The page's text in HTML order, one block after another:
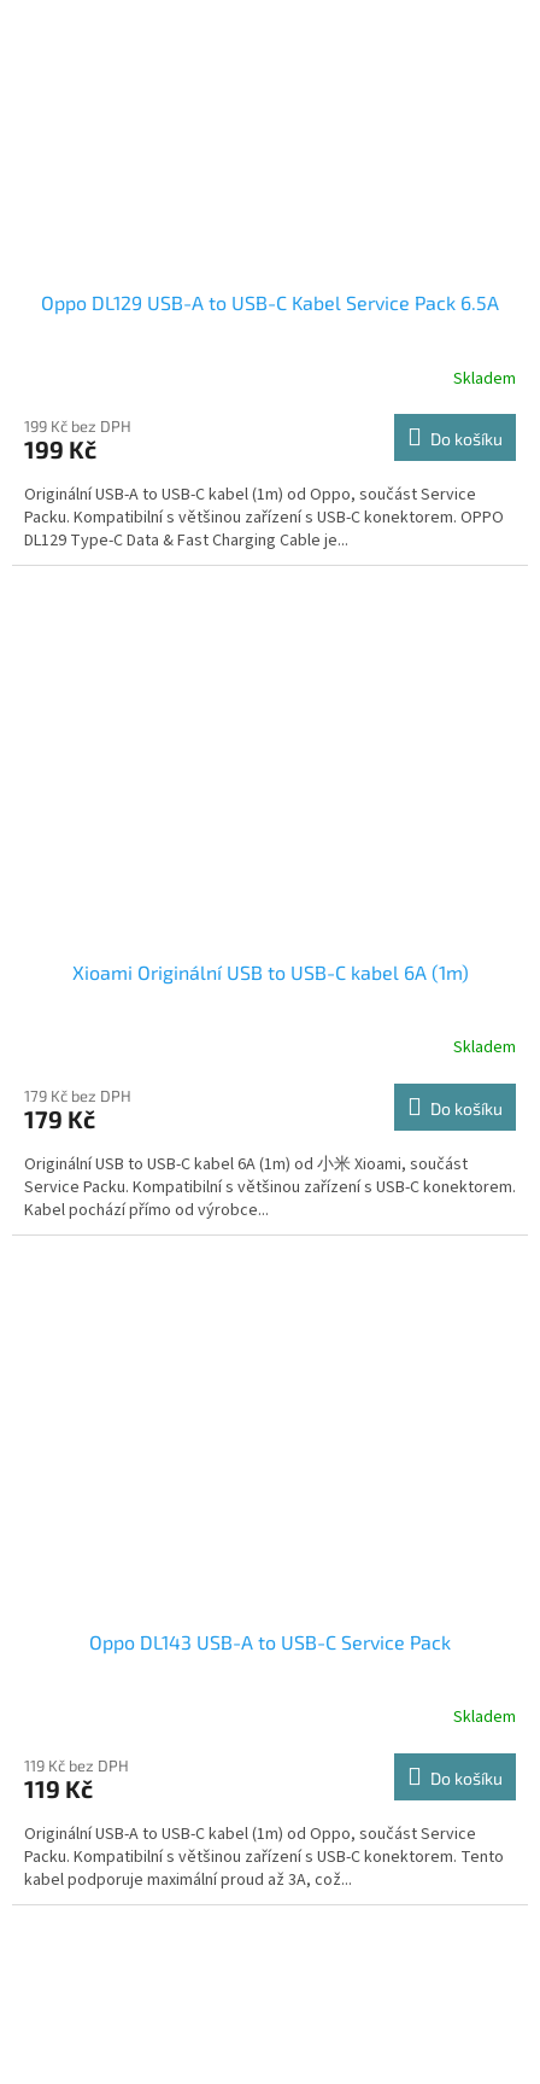
Oppo DL129 USB-A to USB-C Kabel Service Pack 6.5A
Skladem
199 Kč bez DPH
199 Kč Do košíku
Originální USB-A to USB-C kabel (1m) od Oppo, součást Service
Packu. Kompatibilní s většinou zařízení s USB-C konektorem. OPPO
DL129 Type-C Data & Fast Charging Cable je...
Xioami Originální USB to USB-C kabel 6A (1m)
Skladem
179 Kč bez DPH
179 Kč Do košíku
Originální USB to USB-C kabel 6A (1m) od 小米 Xioami, součást
Service Packu. Kompatibilní s většinou zařízení s USB-C konektorem.
Kabel pochází přímo od výrobce...
Oppo DL143 USB-A to USB-C Service Pack
Skladem
119 Kč bez DPH
119 Kč Do košíku
Originální USB-A to USB-C kabel (1m) od Oppo, součást Service
Packu. Kompatibilní s většinou zařízení s USB-C konektorem. Tento
kabel podporuje maximální proud až 3A, což...